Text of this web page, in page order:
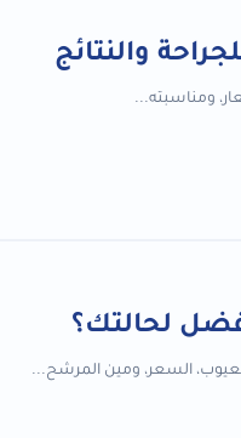
ومناسبته...
لحالتك؟
السعر، ومين المرشح...